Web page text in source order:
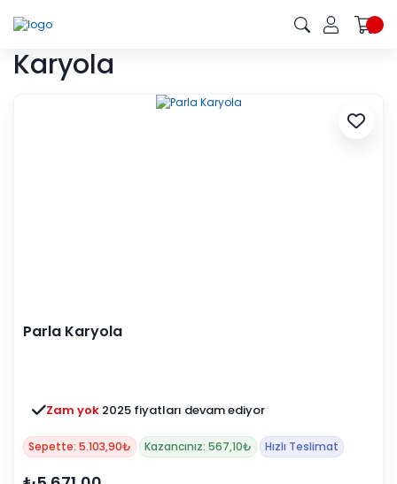
Karyola
Parla Karyola
Zam yok 2025 fiyatları devam ediyor
Sepette: 5.103,90₺ Kazancınız: 567,10₺ Hızlı Teslimat